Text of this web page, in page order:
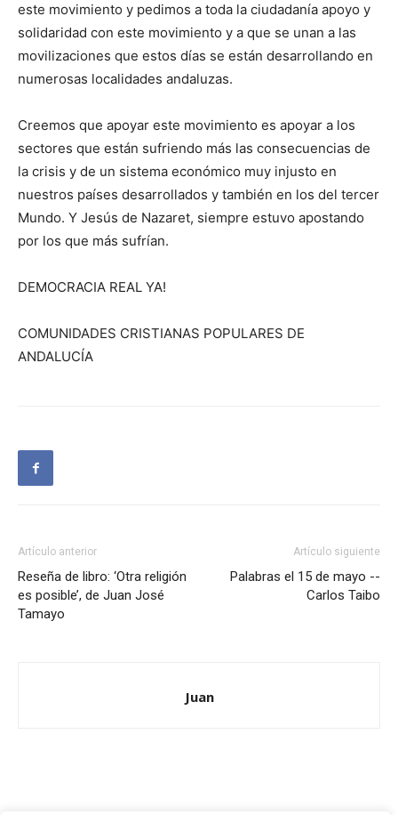
este movimiento y pedimos a toda la ciudadanía apoyo y
solidaridad con este movimiento y a que se unan a las
movilizaciones que estos días se están desarrollando en
numerosas localidades andaluzas.
Creemos que apoyar este movimiento es apoyar a los
sectores que están sufriendo más las consecuencias de
la crisis y de un sistema económico muy injusto en
nuestros países desarrollados y también en los del tercer
Mundo. Y Jesús de Nazaret, siempre estuvo apostando
por los que más sufrían.
DEMOCRACIA REAL YA!
COMUNIDADES CRISTIANAS POPULARES DE
ANDALUCÍA
Artículo anterior
Reseña de libro: ‘Otra religión
es posible’, de Juan José
Tamayo
Artículo siguiente
Palabras el 15 de mayo --
Carlos Taibo
Juan